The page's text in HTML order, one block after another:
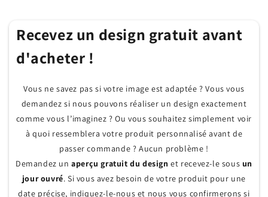
Recevez un design gratuit avant
d'acheter !
Vous ne savez pas si votre image est adaptée ? Vous vous
demandez si nous pouvons réaliser un design exactement
comme vous l’imaginez ? Ou vous souhaitez simplement voir
à quoi ressemblera votre produit personnalisé avant de
passer commande ? Aucun problème !
Demandez unaperçu gratuit du design et recevez-le sous un
jour ouvré. Si vous avez besoin de votre produit pour une
date précise, indiquez-le-nous et nous vous confirmerons si